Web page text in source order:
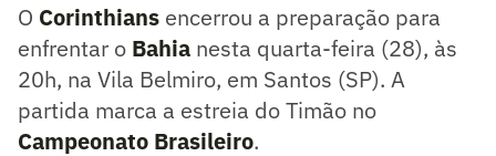
O Corinthians encerrou a preparação para
enfrentar o Bahia nesta quarta-feira (28), às
20h, na Vila Belmiro, em Santos (SP). A
partida marca a estreia do Timão no
Campeonato Brasileiro.